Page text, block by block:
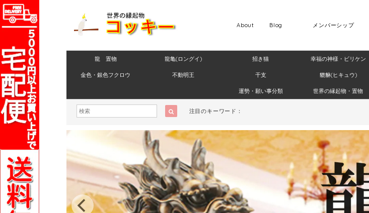
メンバーシップ
Blog
About
龍 置物 龍亀(ロングイ) 招き猫 幸福の神様・ビリケン
金色・銀色フクロウ 不動明王 干支 貔貅(ヒキュウ)
運勢・願い事分類 世界の縁起物・置物
注目のキーワード：